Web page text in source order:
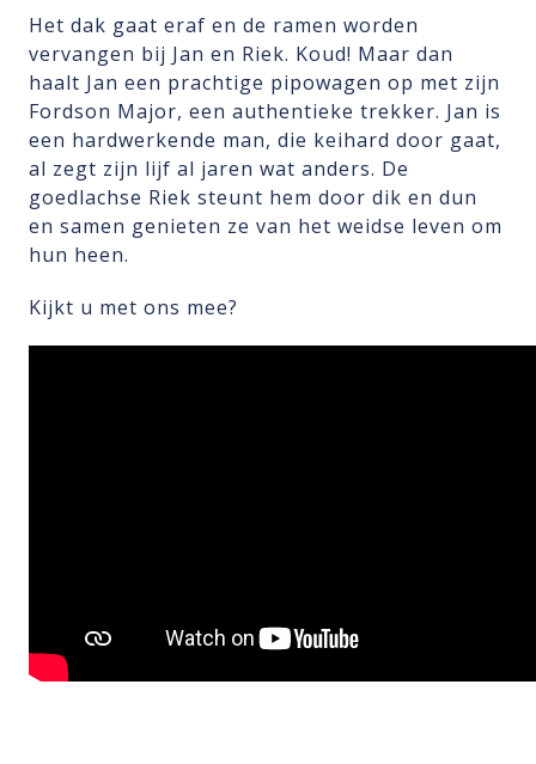
Het dak gaat eraf en de ramen worden
vervangen bij Jan en Riek. Koud! Maar dan
haalt Jan een prachtige pipowagen op met zijn
Fordson Major, een authentieke trekker. Jan is
een hardwerkende man, die keihard door gaat,
al zegt zijn lijf al jaren wat anders. De
goedlachse Riek steunt hem door dik en dun
en samen genieten ze van het weidse leven om
hun heen.
Kijkt u met ons mee?